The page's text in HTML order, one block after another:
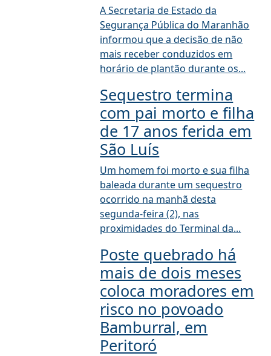
A Secretaria de Estado da
Segurança Pública do Maranhão
informou que a decisão de não
mais receber conduzidos em
horário de plantão durante os...
Sequestro termina
com pai morto e filha
de 17 anos ferida em
São Luís
Um homem foi morto e sua filha
baleada durante um sequestro
ocorrido na manhã desta
segunda-feira (2), nas
proximidades do Terminal da...
Poste quebrado há
mais de dois meses
coloca moradores em
risco no povoado
Bamburral, em
Peritoró